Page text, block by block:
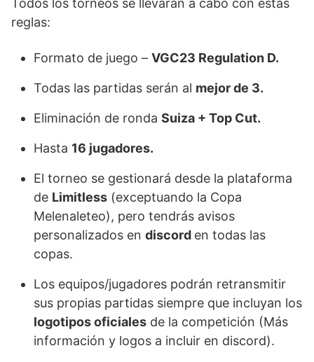
Todos los torneos se llevarán a cabo con estas
reglas:
Formato de juego – VGC23 Regulation D.
Todas las partidas serán al mejor de 3.
Eliminación de ronda Suiza + Top Cut.
Hasta 16 jugadores.
El torneo se gestionará desde la plataforma
de Limitless (exceptuando la Copa
Melenaleteo), pero tendrás avisos
personalizados en discord en todas las
copas.
Los equipos/jugadores podrán retransmitir
sus propias partidas siempre que incluyan los
logotipos oficiales de la competición (Más
información y logos a incluir en discord).